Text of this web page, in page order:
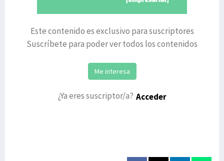
Este contenido es exclusivo para suscriptores
Suscríbete para poder ver todos los contenidos
Me interesa
¿Ya eres suscriptor/a? Acceder